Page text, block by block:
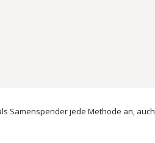
Samenspender jede Methode an, auch